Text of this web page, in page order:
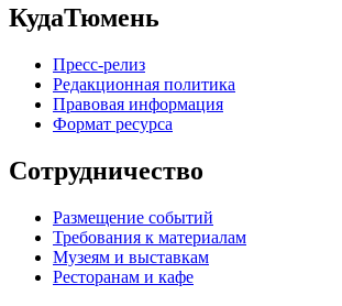
КудаТюмень
Пресс-релиз
Редакционная политика
Правовая информация
Формат ресурса
Сотрудничество
Размещение событий
Требования к материалам
Музеям и выставкам
Ресторанам и кафе